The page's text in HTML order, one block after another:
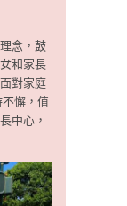
念，鼓
和家長
對家庭
懈，值
中心，